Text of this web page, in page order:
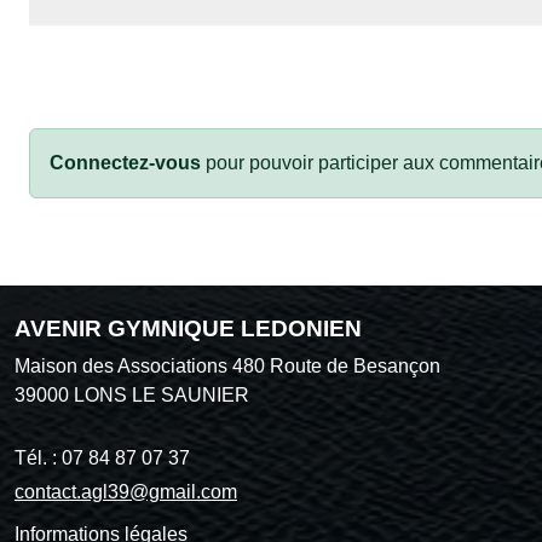
Connectez-vous pour pouvoir participer aux
AVENIR GYMNIQUE LEDONIEN
Maison des Associations 480 Route de Besançon
39000 LONS LE SAUNIER
Tél. : 07 84 87 07 37
contact.agl39@gmail.com
Informations légales